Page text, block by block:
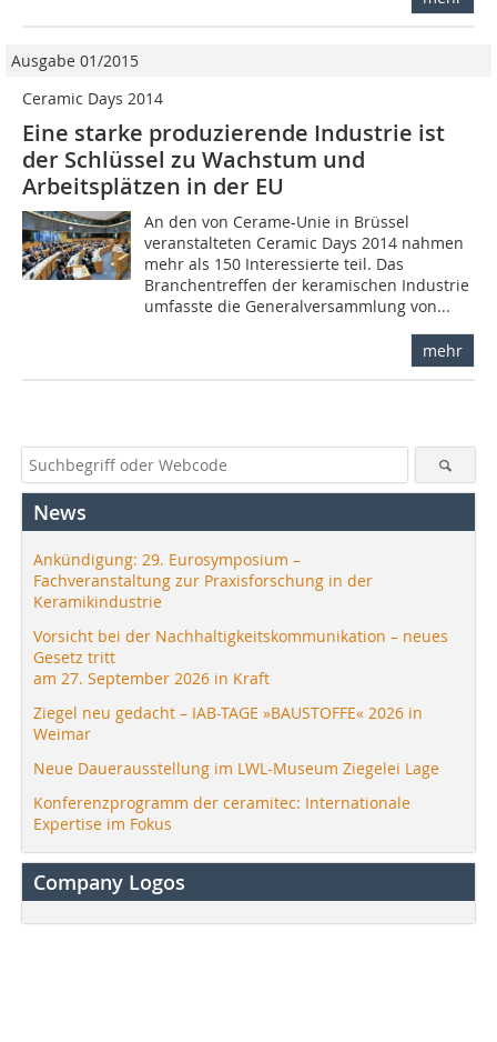
Ausgabe 01/2015
Ceramic Days 2014
Eine starke produzierende Industrie ist
der Schlüssel zu Wachstum und
Arbeitsplätzen in der EU
An den von Cerame-Unie in Brüssel
veranstalteten Ceramic Days 2014 nahmen
mehr als 150 Interessierte teil. Das
Branchentreffen der keramischen Industrie
umfasste die Generalversammlung von...
mehr
News
Ankündigung: 29. Eurosymposium –
Fachveranstaltung zur Praxisforschung in der
Keramikindustrie
Vorsicht bei der Nachhaltigkeitskommunikation – neues
Gesetz tritt
am 27. September 2026 in Kraft
Ziegel neu gedacht – IAB-TAGE »BAUSTOFFE« 2026 in
Weimar
Neue Dauerausstellung im LWL-Museum Ziegelei Lage
Konferenzprogramm der ceramitec: Internationale
Expertise im Fokus
Company Logos